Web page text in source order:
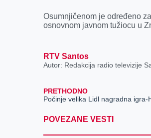
Osumnjičenom je određeno
osnovnom javnom tužiocu u
RTV Santos
Autor: Redakcija radio televizije
PRETHODNO
Počinje velika Lidl nagradna igra-
POVEZANE VESTI